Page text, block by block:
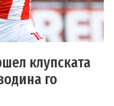
клупската
го